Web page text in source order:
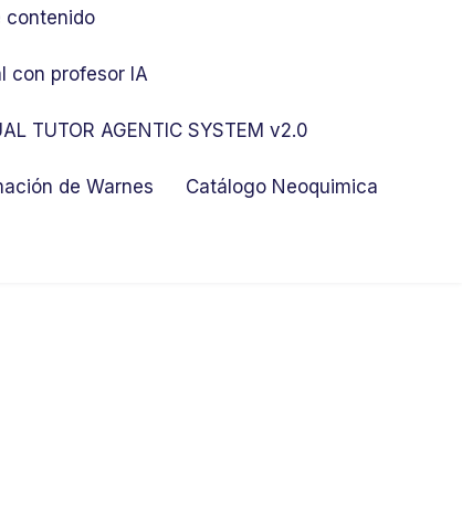
contenido
con profesor IA
TUTOR AGENTIC SYSTEM v2.0
de Warnes Catálogo Neoquimica